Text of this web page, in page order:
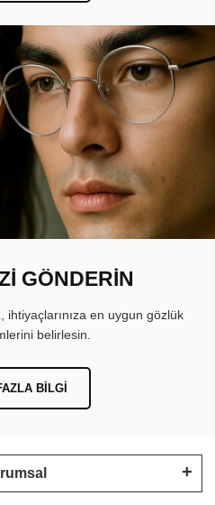
GÖNDERİN
en uygun gözlük
belirlesin.
BILGI